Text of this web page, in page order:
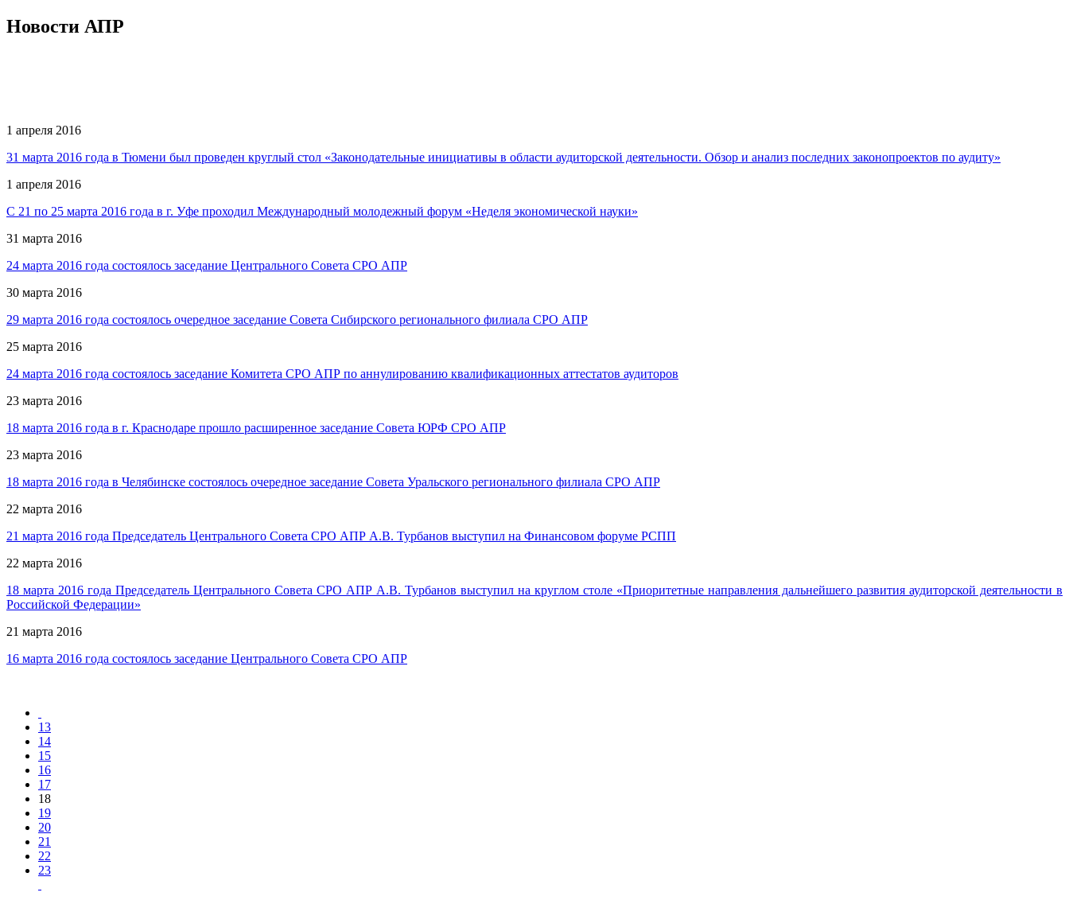
Новости АПР
1 апреля 2016
31 марта 2016 года в Тюмени был проведен круглый стол «Законодательные инициативы в области аудиторской деятельности. Обзор и анализ последних законопроектов по аудиту»
1 апреля 2016
С 21 по 25 марта 2016 года в г. Уфе проходил Международный молодежный форум «Неделя экономической науки»
31 марта 2016
24 марта 2016 года состоялось заседание Центрального Совета СРО АПР
30 марта 2016
29 марта 2016 года состоялось очередное заседание Совета Сибирского регионального филиала СРО АПР
25 марта 2016
24 марта 2016 года состоялось заседание Комитета СРО АПР по аннулированию квалификационных аттестатов аудиторов
23 марта 2016
18 марта 2016 года в г. Краснодаре прошло расширенное заседание Совета ЮРФ СРО АПР
23 марта 2016
18 марта 2016 года в Челябинске состоялось очередное заседание Совета Уральского регионального филиала СРО АПР
22 марта 2016
21 марта 2016 года Председатель Центрального Совета СРО АПР А.В. Турбанов выступил на Финансовом форуме РСПП
22 марта 2016
18 марта 2016 года Председатель Центрального Совета СРО АПР А.В. Турбанов выступил на круглом столе «Приоритетные направления дальнейшего развития аудиторской деятельности в
Российской Федерации»
21 марта 2016
16 марта 2016 года состоялось заседание Центрального Совета СРО АПР
13
14
15
16
17
18
19
20
21
22
23